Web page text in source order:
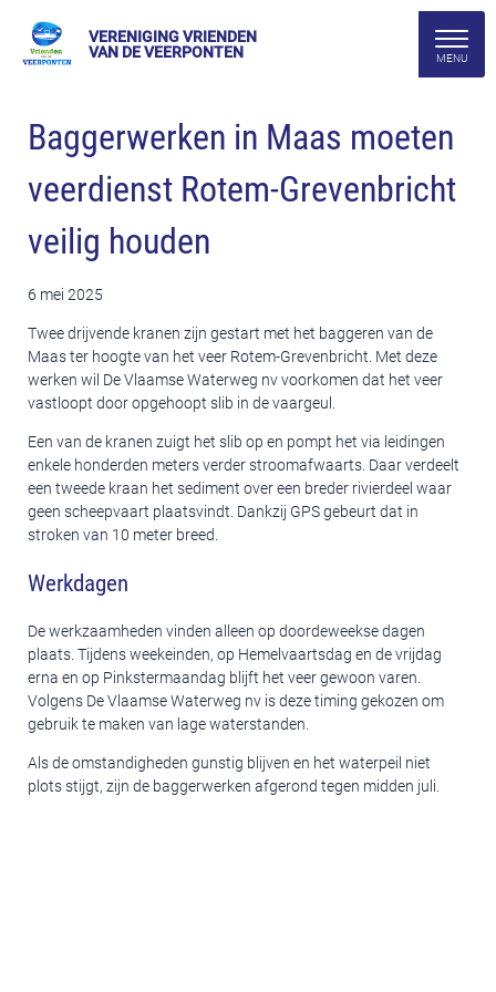
VERENIGING VRIENDEN
VAN DE VEERPONTEN
Baggerwerken in Maas moeten
veerdienst Rotem-Grevenbricht
veilig houden
6 mei 2025
Twee drijvende kranen zijn gestart met het baggeren van de
Maas ter hoogte van het veer Rotem-Grevenbricht. Met deze
werken wil De Vlaamse Waterweg nv voorkomen dat het veer
vastloopt door opgehoopt slib in de vaargeul.
Een van de kranen zuigt het slib op en pompt het via leidingen
enkele honderden meters verder stroomafwaarts. Daar verdeelt
een tweede kraan het sediment over een breder rivierdeel waar
geen scheepvaart plaatsvindt. Dankzij GPS gebeurt dat in
stroken van 10 meter breed.
Werkdagen
De werkzaamheden vinden alleen op doordeweekse dagen
plaats. Tijdens weekeinden, op Hemelvaartsdag en de vrijdag
erna en op Pinkstermaandag blijft het veer gewoon varen.
Volgens De Vlaamse Waterweg nv is deze timing gekozen om
gebruik te maken van lage waterstanden.
Als de omstandigheden gunstig blijven en het waterpeil niet
plots stijgt, zijn de baggerwerken afgerond tegen midden juli.